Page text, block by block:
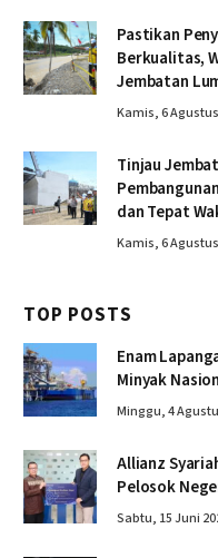
Pastikan
Berkualitas,
Jembatan
Kamis, 6
Tinjau
dan Tepat
Kamis, 6
TOP POSTS
Enam
Minyak
Minggu, 4
Allianz
Pelosok
Sabtu, 15 Juni